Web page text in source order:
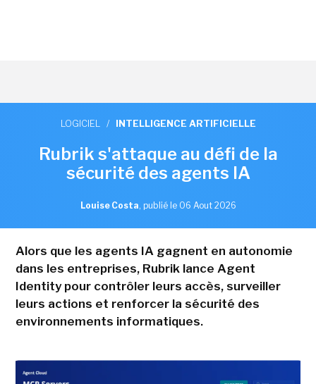
LOGICIEL / INTELLIGENCE ARTIFICIELLE
Rubrik s'attaque au défi de la
sécurité des agents IA
Louise Costa, publié le 06 Aout 2026
Alors que les agents IA gagnent en autonomie
dans les entreprises, Rubrik lance Agent
Identity pour contrôler leurs accès, surveiller
leurs actions et renforcer la sécurité des
environnements informatiques.